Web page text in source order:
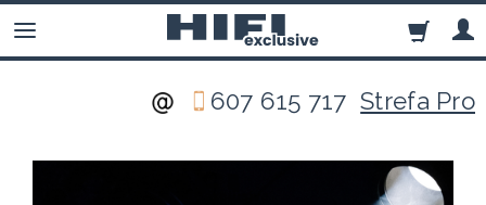
607 615 717Strefa Pro